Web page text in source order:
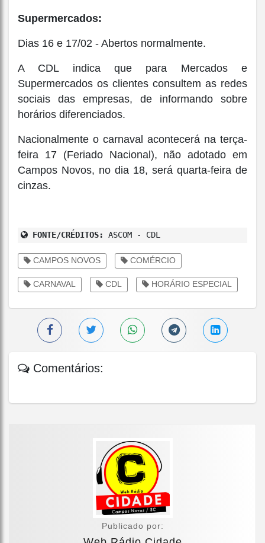
Supermercados:
Dias 16 e 17/02 - Abertos normalmente.
A CDL indica que para Mercados e
Supermercados os clientes consultem as redes
sociais das empresas, de informando sobre
horários diferenciados.
Nacionalmente o carnaval acontecerá na terça-
feira 17 (Feriado Nacional), não adotado em
Campos Novos, no dia 18, será quarta-feira de
cinzas.
FONTE/CRÉDITOS: ASCOM - CDL
CAMPOS NOVOS COMÉRCIO
CARNAVAL CDL HORÁRIO ESPECIAL
Comentários:
Publicado por: